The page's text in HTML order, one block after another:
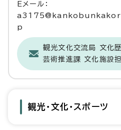
Eメール：
p
観光文化交流局 文化
芸術推進課 文化施設
観光・文化・スポーツ